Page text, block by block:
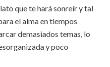
que te hará sonreír y tal
el alma en tiempos
demasiados temas, lo
y poco